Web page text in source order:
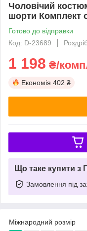
Чоловічий
шорти Комплект
Готово до відправки
Код: D-23689
1 198 ₴/
Економія 402 ₴
Що таке купити з
Замовлення під
Міжнародний розмір